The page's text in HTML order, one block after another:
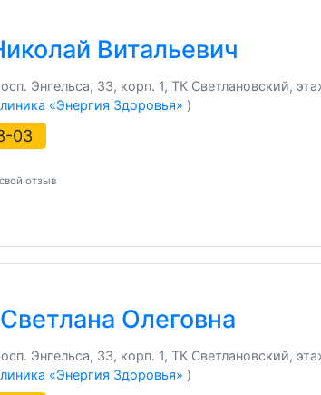
Витальевич
Энгельса, 33, корп. 1, ТК Светлановский,
«Энергия Здоровья» )
03
отзыв
Олеговна
Энгельса, 33, корп. 1, ТК Светлановский,
«Энергия Здоровья» )